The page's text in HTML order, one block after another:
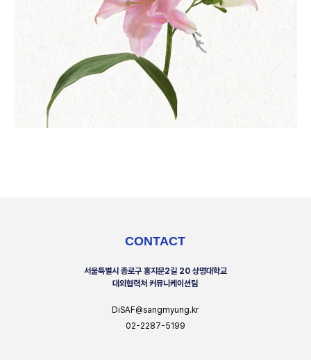
CONTACT
서울특별시 종로구 홍지문2길 20 상명대학교
대외협력처 커뮤니케이션팀
DiSAF@sangmyung.kr
02-2287-5199